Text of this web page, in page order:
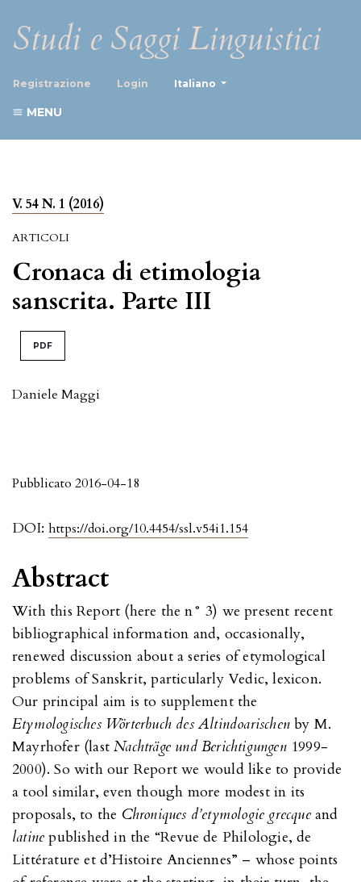
Studi e Saggi Linguistici
Registrazione Login Italiano
MENU
V. 54 N. 1 (2016)
ARTICOLI
Cronaca di etimologia
sanscrita. Parte III
PDF
Daniele Maggi
DOI: https://doi.org/10.4454/ssl.v54i1.154
Pubblicato 2016-04-18
Abstract
With this Report (here the n° 3) we present recent
bibliographical information and, occasionally,
renewed discussion about a series of etymological
problems of Sanskrit, particularly Vedic, lexicon.
Our principal aim is to supplement the
Etymologisches Wörterbuch des Altindoarischenby M.
Mayrhofer (lastNachträge und Berichtigungen 1999-
2000). So with our Report we would like to provide
a tool similar, even though more modest in its
proposals, to the Chroniques d’etymologie grecqueand
latine published in the “Revue de Philologie, de
Littérature et d’Histoire Anciennes” – whose points